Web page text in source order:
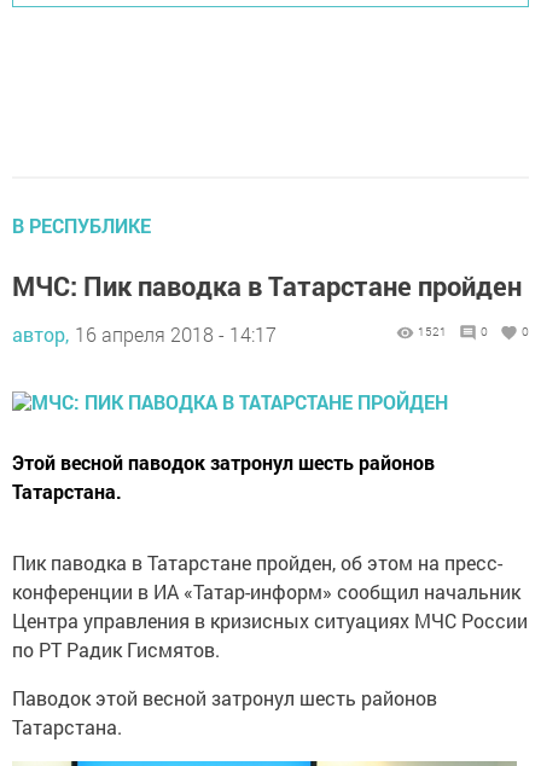
В РЕСПУБЛИКЕ
МЧС: Пик паводка в Татарстане пройден
автор, 16 апреля 2018 - 14:17 1521 0 0
Этой весной паводок затронул шесть районов
Татарстана.
Пик паводка в Татарстане пройден, об этом на пресс-
конференции в ИА «Татар-информ» сообщил начальник
Центра управления в кризисных ситуациях МЧС России
по РТ Радик Гисмятов.
Паводок этой весной затронул шесть районов
Татарстана.